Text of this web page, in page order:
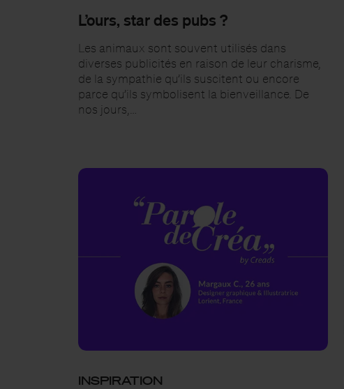
L’ours, star des pubs ?
Les animaux sont souvent utilisés dans
diverses publicités en raison de leur charisme,
de la sympathie qu’ils suscitent ou encore
parce qu’ils symbolisent la bienveillance. De
nos jours,…
INSPIRATION